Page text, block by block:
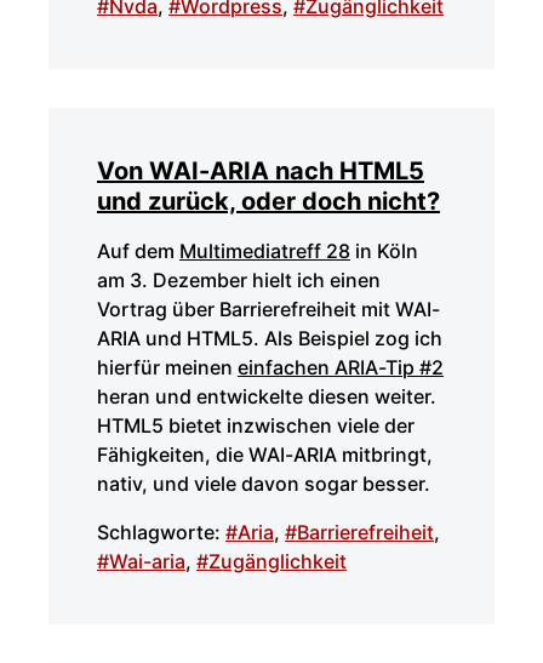
#Nvda, #Wordpress, #Zugänglichkeit
Von WAI-ARIA nach HTML5
und zurück, oder doch nicht?
Auf dem Multimediatreff 28 in Köln
am 3. Dezember hielt ich einen
Vortrag über Barrierefreiheit mit WAI-
ARIA und HTML5. Als Beispiel zog ich
hierfür meinen einfachen ARIA-Tip #2
heran und entwickelte diesen weiter.
HTML5 bietet inzwischen viele der
Fähigkeiten, die WAI-ARIA mitbringt,
nativ, und viele davon sogar besser.
Schlagworte: #Aria, #Barrierefreiheit,
#Wai-aria, #Zugänglichkeit